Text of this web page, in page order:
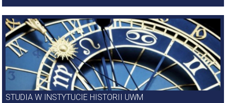
STUDIA W INSTYTUCIE HISTORII UWM